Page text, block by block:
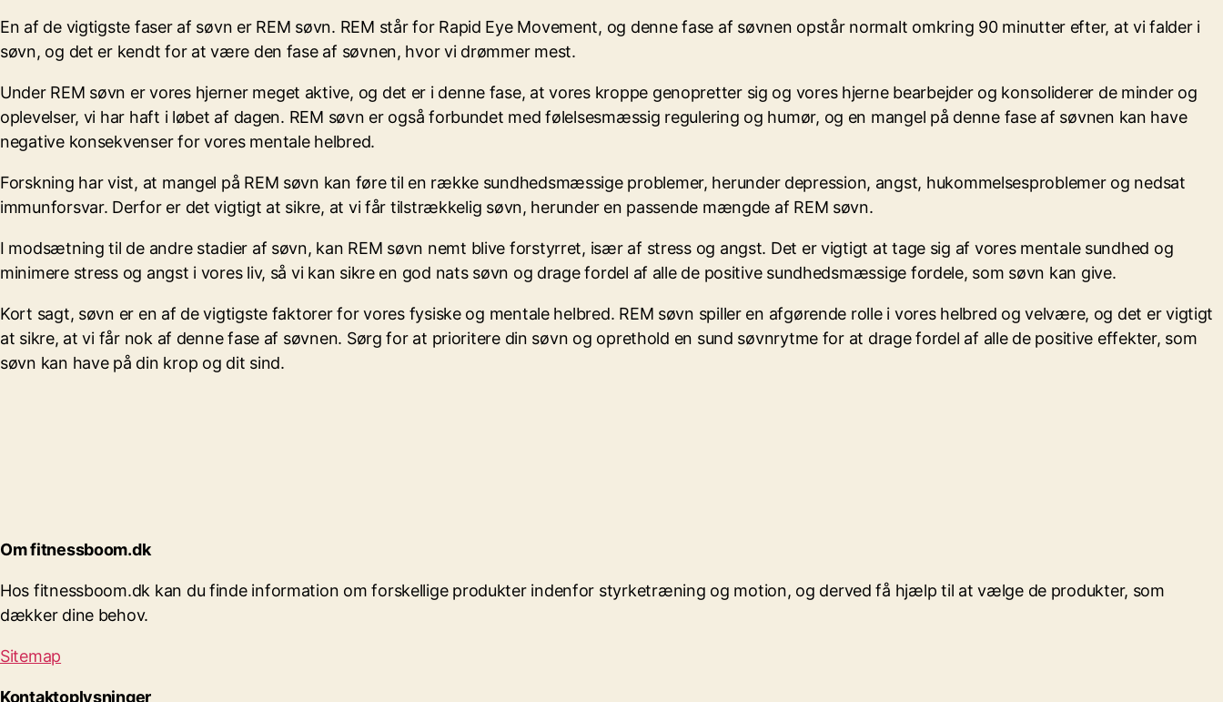
En af de vigtigste faser af søvn er REM søvn. REM står for Rapid Eye Movement, og denne fase af søvnen opstår normalt omkring 90 minutter efter, at vi falder i
søvn, og det er kendt for at være den fase af søvnen, hvor vi drømmer mest.
Under REM søvn er vores hjerner meget aktive, og det er i denne fase, at vores kroppe genopretter sig og vores hjerne bearbejder og konsoliderer de minder og
oplevelser, vi har haft i løbet af dagen. REM søvn er også forbundet med følelsesmæssig regulering og humør, og en mangel på denne fase af søvnen kan have
negative konsekvenser for vores mentale helbred.
Forskning har vist, at mangel på REM søvn kan føre til en række sundhedsmæssige problemer, herunder depression, angst, hukommelsesproblemer og nedsat
immunforsvar. Derfor er det vigtigt at sikre, at vi får tilstrækkelig søvn, herunder en passende mængde af REM søvn.
I modsætning til de andre stadier af søvn, kan REM søvn nemt blive forstyrret, især af stress og angst. Det er vigtigt at tage sig af vores mentale sundhed og
minimere stress og angst i vores liv, så vi kan sikre en god nats søvn og drage fordel af alle de positive sundhedsmæssige fordele, som søvn kan give.
Kort sagt, søvn er en af de vigtigste faktorer for vores fysiske og mentale helbred. REM søvn spiller en afgørende rolle i vores helbred og velvære, og det er vigtigt
at sikre, at vi får nok af denne fase af søvnen. Sørg for at prioritere din søvn og oprethold en sund søvnrytme for at drage fordel af alle de positive effekter, som
søvn kan have på din krop og dit sind.
Om fitnessboom.dk
Hos fitnessboom.dk kan du finde information om forskellige produkter indenfor styrketræning og motion, og derved få hjælp til at vælge de produkter, som
dækker dine behov.
Sitemap
Kontaktoplysninger